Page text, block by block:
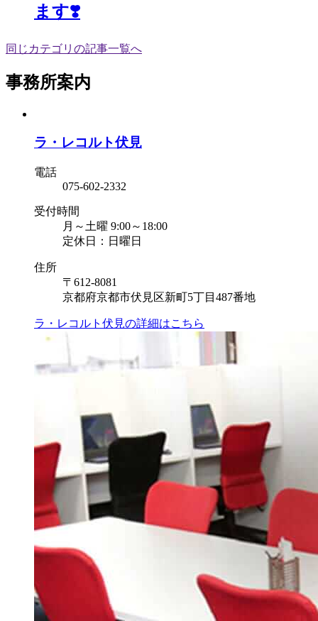
ます❣️
同じカテゴリの記事⼀覧へ
事務所案内
ラ・レコルト伏見
電話
075-602-2332
受付時間
月～土曜 9:00～18:00
定休日：日曜日
住所
〒612-8081
京都府京都市伏見区新町5丁目487番地
ラ・レコルト伏見の詳細はこちら